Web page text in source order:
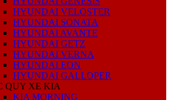
HYUNDAI VELOSTER
HYUNDAI SONATA
HYUNDAI AVANTE
HYUNDAI GETZ
HYUNDAI VERNA
HYUNDAI EON
HYUNDAI GALLOPER
QUY XE KIA
KIA MORNING